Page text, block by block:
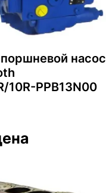
насос
10R-PPB13N00